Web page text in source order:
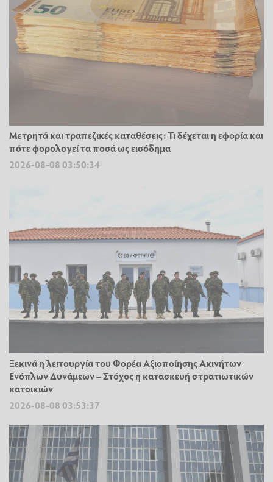
Μετρητά και τραπεζικές καταθέσεις: Τι δέχεται η εφορία και
πότε φορολογεί τα ποσά ως εισόδημα
2026-08-08 03:50:34
Ξεκινά η λειτουργία του Φορέα Αξιοποίησης Ακινήτων
Ενόπλων Δυνάμεων – Στόχος η κατασκευή στρατιωτικών
κατοικιών
2026-08-08 03:53:37